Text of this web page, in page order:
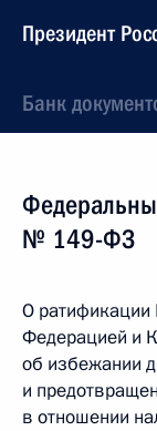
Президент
Банк
№ 149-ФЗ
О ратификации
Федерацией и
об избежании
и
в отношении